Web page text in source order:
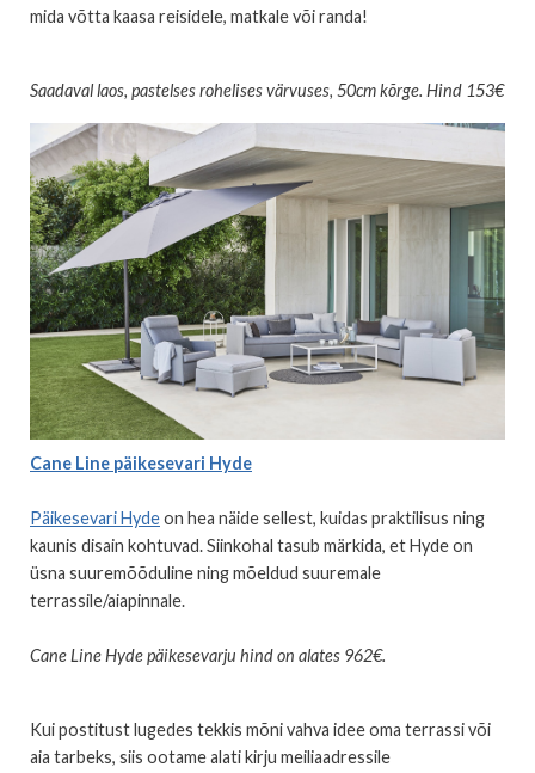
mida võtta kaasa reisidele, matkale või randa!
Saadaval laos, pastelses rohelises värvuses, 50cm kõrge. Hind 153€
Cane Line päikesevari Hyde
Päikesevari Hydeon hea näide sellest, kuidas praktilisus ning
kaunis disain kohtuvad. Siinkohal tasub märkida, et Hyde on
üsna suuremõõduline ning mõeldud suuremale
terrassile/aiapinnale.
Cane Line Hyde päikesevarju hind on alates 962€.
Kui postitust lugedes tekkis mõni vahva idee oma terrassi või
aia tarbeks, siis ootame alati kirju meiliaadressile